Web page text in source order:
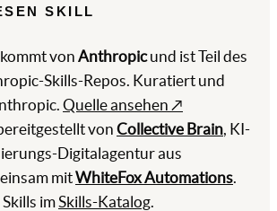
SKILL
von Anthropicund ist Teil des
Skills-Repos. Kuratiert und
Quelle ansehen ↗
von Collective Brain, KI-
Digitalagentur aus
mitWhiteFox Automations.
imSkills-Katalog.